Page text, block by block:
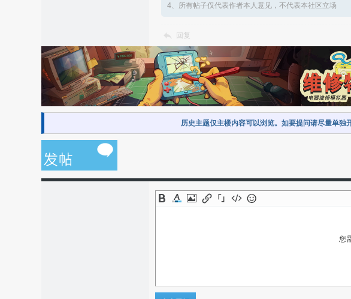
4、所有帖子仅代表作者本人意见，不代表本社区立场
回复
历史主题仅主楼内容可以浏览。如要提问请尽量单
您